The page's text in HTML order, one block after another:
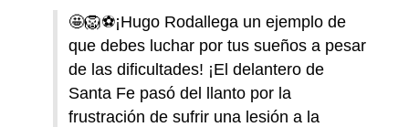
🤩🦁⚽¡Hugo Rodallega un ejemplo de
que debes luchar por tus sueños a pesar
de las dificultades! ¡El delantero de
Santa Fe pasó del llanto por la
frustración de sufrir una lesión a la